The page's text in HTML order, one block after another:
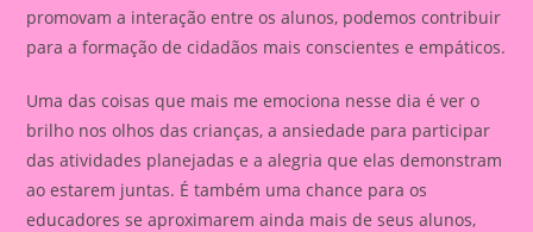
promovam a interação entre os alunos, podemos contribuir
para a formação de cidadãos mais conscientes e empáticos.
Uma das coisas que mais me emociona nesse dia é ver o
brilho nos olhos das crianças, a ansiedade para participar
das atividades planejadas e a alegria que elas demonstram
ao estarem juntas. É também uma chance para os
educadores se aproximarem ainda mais de seus alunos,